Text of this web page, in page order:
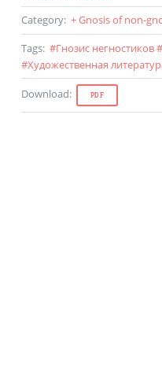
Category: + Gnosis of non-
Tags: #Гнозис негностиков#
#Художественная
Download: PDF